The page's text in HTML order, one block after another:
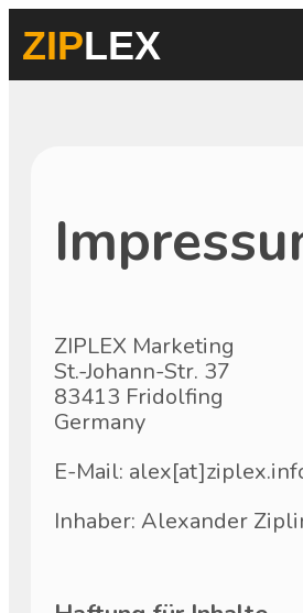
ZIPLEX
ZIPLEX Marketing
St.-Johann-Str. 37
83413 Fridolfing
Germany
E-Mail:
Inhaber: Alexander